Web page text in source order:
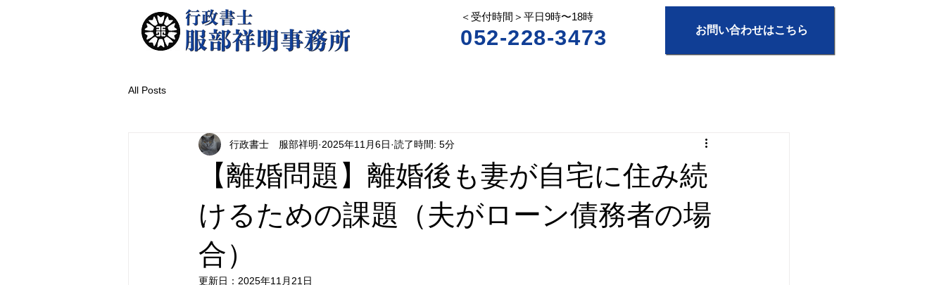
＜受付時間＞平日9時〜18時
052-228-3473 お問い合わせはこちら
All Posts
【離婚問題】離婚後も妻が自宅に住み続
けるための課題（夫がローン債務者の場
合）
行政書士 服部祥明 2025年11月6日 読了時間: 5分
更新日： 2025年11月21日